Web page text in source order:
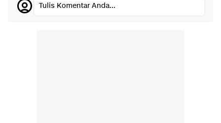
Tulis Komentar Anda...